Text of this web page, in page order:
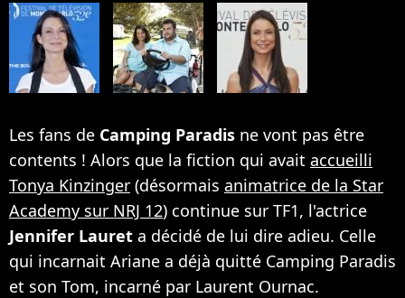
Les fans de Camping Paradis ne vont pas être
contents ! Alors que la fiction qui avait accueilli
Tonya Kinzinger (désormais animatrice de la Star
Academy sur NRJ 12) continue sur TF1, l'actrice
Jennifer Lauret a décidé de lui dire adieu. Celle
qui incarnait Ariane a déjà quitté Camping Paradis
et son Tom, incarné par Laurent Ournac.